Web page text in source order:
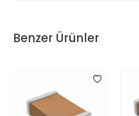
Benzer Ürünler